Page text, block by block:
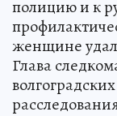
полицию и к
женщине
Глава